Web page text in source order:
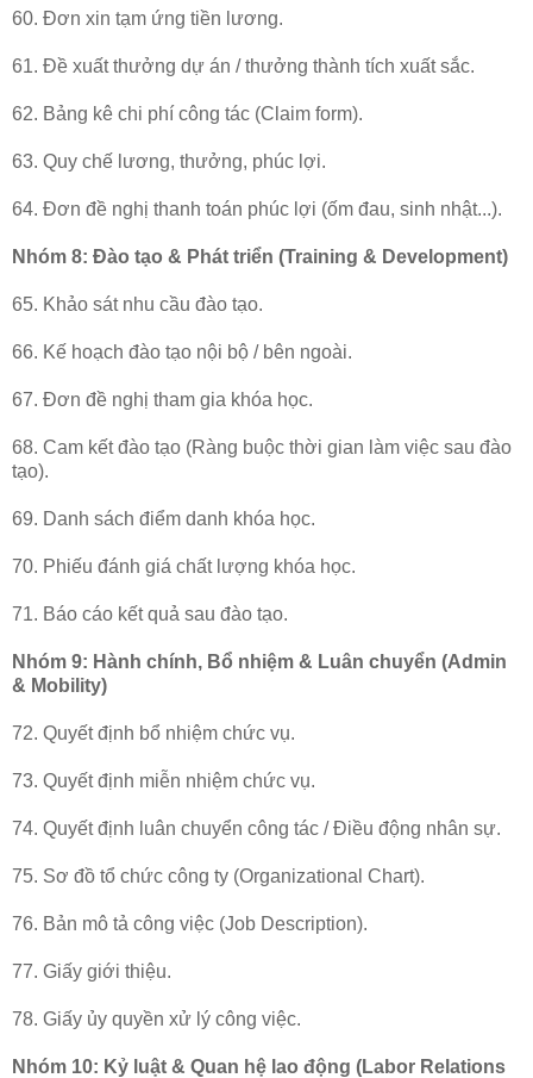
60. Đơn xin tạm ứng tiền lương.
61. Đề xuất thưởng dự án / thưởng thành tích xuất sắc.
62. Bảng kê chi phí công tác (Claim form).
63. Quy chế lương, thưởng, phúc lợi.
64. Đơn đề nghị thanh toán phúc lợi (ốm đau, sinh nhật...).
Nhóm 8: Đào tạo & Phát triển (Training & Development)
65. Khảo sát nhu cầu đào tạo.
66. Kế hoạch đào tạo nội bộ / bên ngoài.
67. Đơn đề nghị tham gia khóa học.
68. Cam kết đào tạo (Ràng buộc thời gian làm việc sau đào
tạo).
69. Danh sách điểm danh khóa học.
70. Phiếu đánh giá chất lượng khóa học.
71. Báo cáo kết quả sau đào tạo.
Nhóm 9: Hành chính, Bổ nhiệm & Luân chuyển (Admin
& Mobility)
72. Quyết định bổ nhiệm chức vụ.
73. Quyết định miễn nhiệm chức vụ.
74. Quyết định luân chuyển công tác / Điều động nhân sự.
75. Sơ đồ tổ chức công ty (Organizational Chart).
76. Bản mô tả công việc (Job Description).
77. Giấy giới thiệu.
78. Giấy ủy quyền xử lý công việc.
Nhóm 10: Kỷ luật & Quan hệ lao động (Labor Relations